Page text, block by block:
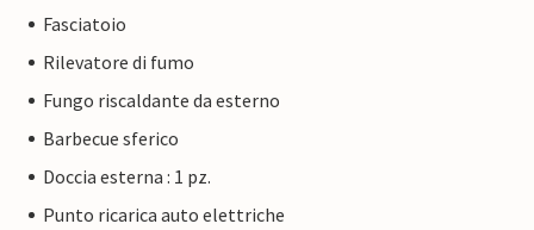
Fasciatoio
Rilevatore di fumo
Fungo riscaldante da esterno
Barbecue sferico
Doccia esterna : 1 pz.
Punto ricarica auto elettriche